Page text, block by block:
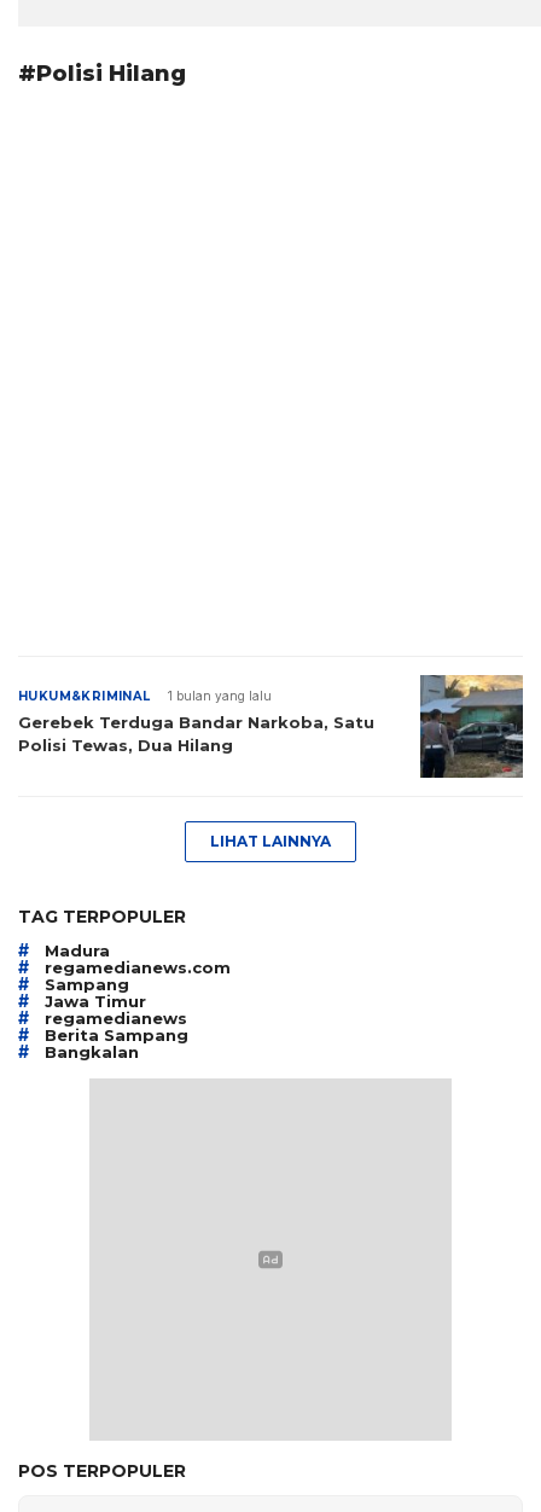
#Polisi Hilang
HUKUM&KRIMINAL 1 bulan yang lalu
Gerebek Terduga Bandar Narkoba, Satu
Polisi Tewas, Dua Hilang
LIHAT LAINNYA
TAG TERPOPULER
# Madura
# regamedianews.com
# Sampang
# Jawa Timur
# regamedianews
# Berita Sampang
# Bangkalan
POS TERPOPULER